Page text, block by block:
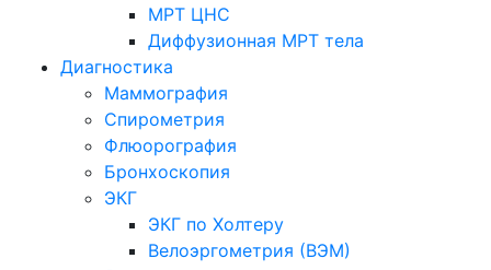
МРТ ЦНС
Диффузионная МРТ тела
Диагностика
Маммография
Спирометрия
Флюорография
Бронхоскопия
ЭКГ
ЭКГ по Холтеру
Велоэргометрия (ВЭМ)